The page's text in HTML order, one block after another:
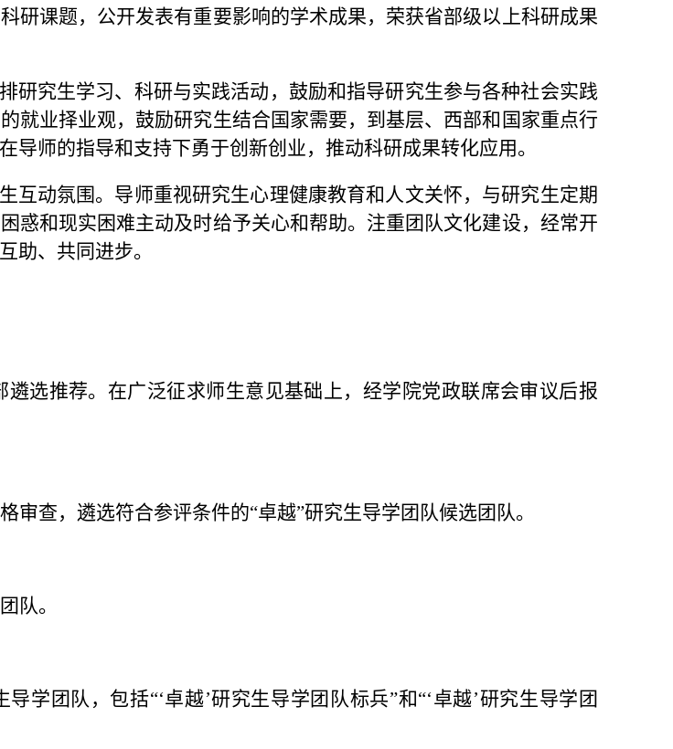
研课题，公开发表有重要影响的学术成果，荣获省部级以上科研成果
研究生学习、科研与实践活动，鼓励和指导研究生参与各种社会实践
就业择业观，鼓励研究生结合国家需要，到基层、西部和国家重点行
师的指导和支持下勇于创新创业，推动科研成果转化应用。
互动氛围。导师重视研究生心理健康教育和人文关怀，与研究生定期
惑和现实困难主动及时给予关心和帮助。注重团队文化建设，经常开
助、共同进步。
选推荐。在广泛征求师生意见基础上，经学院党政联席会审议后报
查，遴选符合参评条件的“卓越”研究生导学团队候选团队。
队。
学团队，包括“‘卓越’研究生导学团队标兵”和“‘卓越’研究生导学团